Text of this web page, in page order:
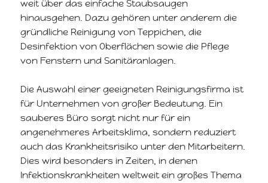
weit über das einfache Staubsaugen
hinausgehen. Dazu gehören unter anderem die
gründliche Reinigung von Teppichen, die
Desinfektion von Oberflächen sowie die Pflege
von Fenstern und Sanitäranlagen.
Die Auswahl einer geeigneten Reinigungsfirma ist
für Unternehmen von großer Bedeutung. Ein
sauberes Büro sorgt nicht nur für ein
angenehmeres Arbeitsklima, sondern reduziert
auch das Krankheitsrisiko unter den Mitarbeitern.
Dies wird besonders in Zeiten, in denen
Infektionskrankheiten weltweit ein großes Thema